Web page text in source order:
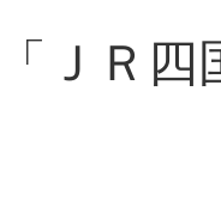
ＪＲ